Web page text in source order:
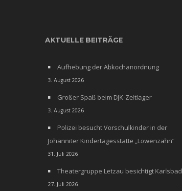
AKTUELLE BEITRÄGE
Aufhebung der Abkochanordnung
3. August 2026
Großer Spaß beim DJK-Zeltlager
3. August 2026
Polizei besucht Vorschulkinder in der
Johanniter Kindertagesstätte „Löwenzahn“
31. Juli 2026
Theatergruppe Letzau besichtigt Karlsbad
27. Juli 2026